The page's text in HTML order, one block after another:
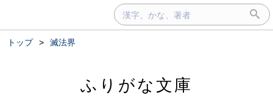
トップ > 滅法界
ふりがな文庫